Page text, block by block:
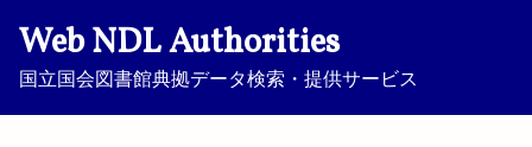
Web NDL Authorities
国立国会図書館典拠データ検索・提供サービス